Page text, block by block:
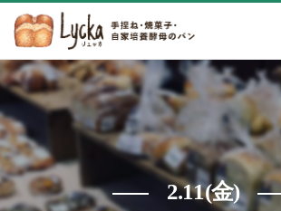
2.11(金)